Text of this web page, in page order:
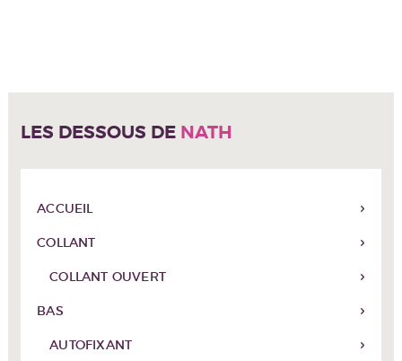
LES DESSOUS DE NATH
ACCUEIL
COLLANT
COLLANT OUVERT
BAS
AUTOFIXANT